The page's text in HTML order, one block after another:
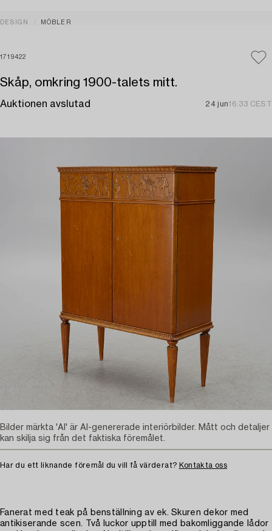
DESIGN MÖBLER
1719422
Skåp, omkring 1900-talets mitt.
Auktionen avslutad 24 jun16:33 CEST
Har du ett liknande föremål du vill få värderat? Kontakta oss
Fanerat med teak på benställning av ek. Skuren dekor med
antikiserande scen. Två luckor upptill med bakomliggande lådor
Bilder märkta 'AI' är AI-genererade interiörbilder. Mått och detaljer
kan skilja sig från det faktiska föremålet.